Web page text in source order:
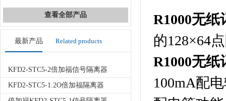
查看全部产品
最新产品 Related products
KFD2-STC5-2倍加福信号隔离器
KFD2-STC5-1.2O倍加福隔离器
R1000无
的128×64
R1000无
100mA配